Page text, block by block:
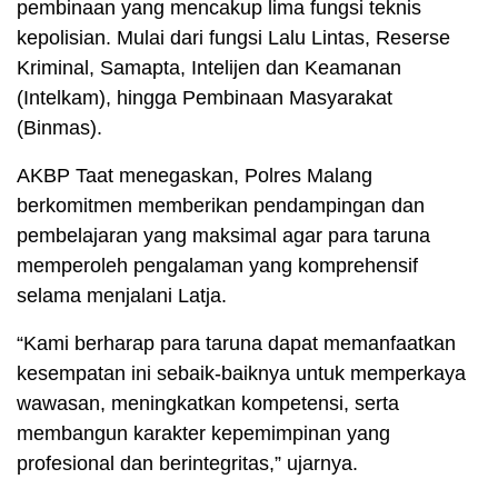
pembinaan yang mencakup lima fungsi teknis
kepolisian. Mulai dari fungsi Lalu Lintas, Reserse
Kriminal, Samapta, Intelijen dan Keamanan
(Intelkam), hingga Pembinaan Masyarakat
(Binmas).
AKBP Taat menegaskan, Polres Malang
berkomitmen memberikan pendampingan dan
pembelajaran yang maksimal agar para taruna
memperoleh pengalaman yang komprehensif
selama menjalani Latja.
“Kami berharap para taruna dapat memanfaatkan
kesempatan ini sebaik-baiknya untuk memperkaya
wawasan, meningkatkan kompetensi, serta
membangun karakter kepemimpinan yang
profesional dan berintegritas,” ujarnya.